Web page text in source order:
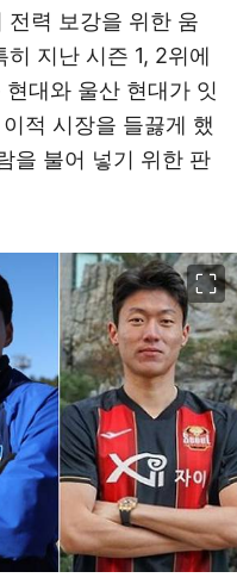
전력 보강을 위한 움
지난 시즌 1, 2위에
현대와 울산 현대가 잇
적 시장을 들끓게 했
을 불어 넣기 위한 판